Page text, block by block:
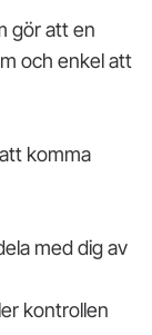
gör att en
och enkel att
komma
med dig av
kontrollen